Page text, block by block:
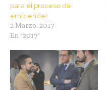
para el proceso de
emprender
2 Marzo, 2017
En "2017"